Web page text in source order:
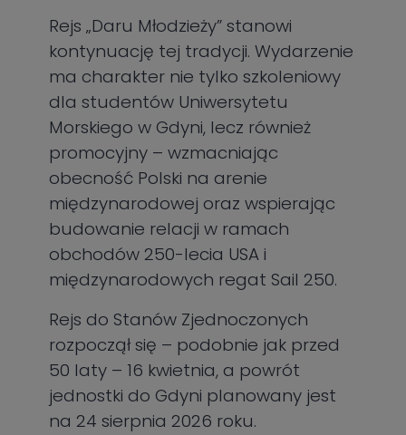
Rejs „Daru Młodzieży” stanowi
kontynuację tej tradycji. Wydarzenie
ma charakter nie tylko szkoleniowy
dla studentów Uniwersytetu
Morskiego w Gdyni, lecz również
promocyjny – wzmacniając
obecność Polski na arenie
międzynarodowej oraz wspierając
budowanie relacji w ramach
obchodów 250-lecia USA i
międzynarodowych regat Sail 250.
Rejs do Stanów Zjednoczonych
rozpoczął się – podobnie jak przed
50 laty – 16 kwietnia, a powrót
jednostki do Gdyni planowany jest
na 24 sierpnia 2026 roku.